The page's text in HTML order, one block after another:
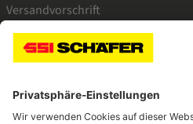
Versandvorschrift
SSI linkedinSSI instagramSSI facebook